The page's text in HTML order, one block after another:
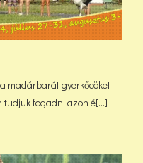
madárbarát gyerkőcöket
fogadni azon é[...]